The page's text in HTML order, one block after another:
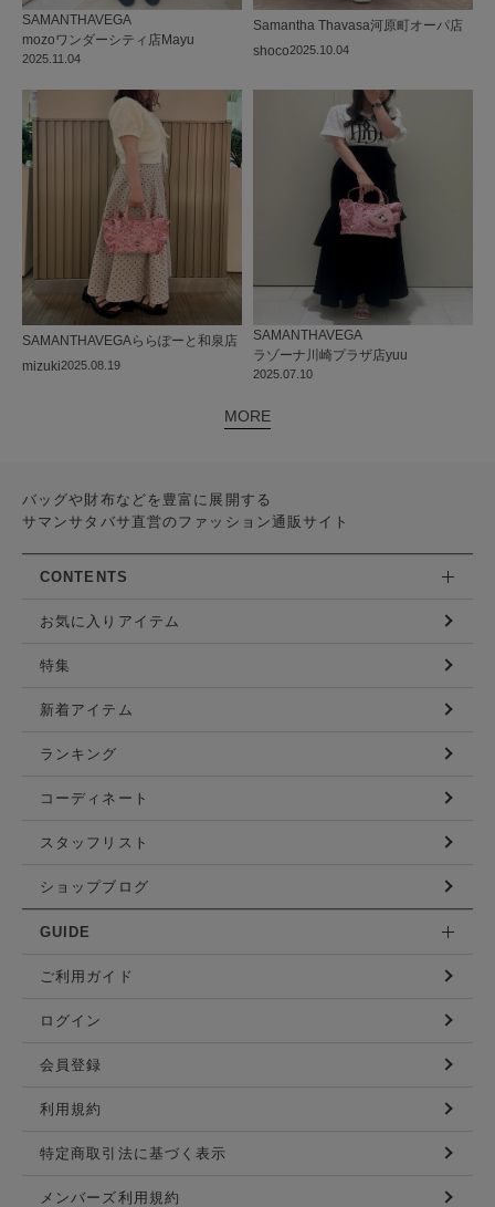
2025.11.04
SAMANTHAVEGA
mozoワンダーシティ店Mayu
2025.10.04
Samantha Thavasa河原町オーパ店
shoco
2025.08.19
SAMANTHAVEGAららぽーと和泉店
mizuki
2025.07.10
SAMANTHAVEGA
ラゾーナ川崎プラザ店yuu
MORE
バッグや財布などを豊富に展開する
サマンサタバサ直営のファッション通販サイト
CONTENTS
お気に入りアイテム
特集
新着アイテム
ランキング
コーディネート
スタッフリスト
ショップブログ
GUIDE
ご利用ガイド
ログイン
会員登録
利用規約
特定商取引法に基づく表示
メンバーズ利用規約